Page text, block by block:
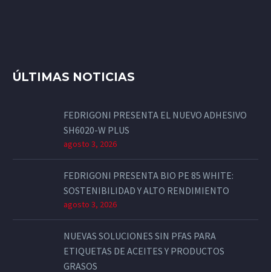
ÚLTIMAS NOTICIAS
FEDRIGONI PRESENTA EL NUEVO ADHESIVO
SH6020-W PLUS
agosto 3, 2026
FEDRIGONI PRESENTA BIO PE 85 WHITE:
SOSTENIBILIDAD Y ALTO RENDIMIENTO
agosto 3, 2026
NUEVAS SOLUCIONES SIN PFAS PARA
ETIQUETAS DE ACEITES Y PRODUCTOS
GRASOS